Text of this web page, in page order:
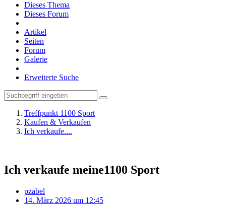
Dieses Thema
Dieses Forum
Artikel
Seiten
Forum
Galerie
Erweiterte Suche
Treffpunkt 1100 Sport
Kaufen & Verkaufen
Ich verkaufe....
Ich verkaufe meine1100 Sport
pzabel
14. März 2026 um 12:45